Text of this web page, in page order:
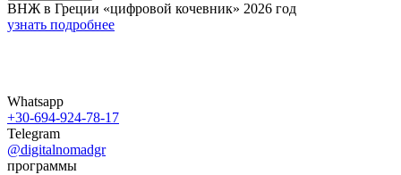
ВНЖ в Греции «цифровой кочевник» 2026 год
узнать подробнее
Whatsapp
+30-694-924-78-17
Telegram
@digitalnomadgr
программы